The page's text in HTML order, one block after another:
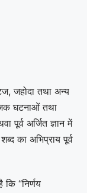
जहोदा तथा अन्य
घटनाओं तथा
पूर्व अर्जित ज्ञान में
का अभिप्राय पूर्व
“निर्णय